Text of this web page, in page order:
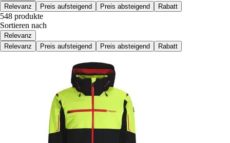
Relevanz
Preis aufsteigend Preis absteigend Rabatt
548 produkte
Sortieren nach
Relevanz
Relevanz
Preis aufsteigend Preis absteigend Rabatt